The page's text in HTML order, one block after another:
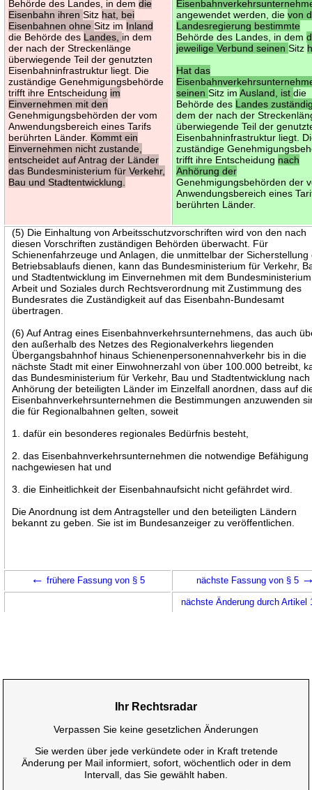
Behörde des Landes, in demdie
Eisenbahn ihrenSitz hat, bei
Eisenbahnen ohneSitz im Inland
die Behörde des Landes, in dem
der nach der Streckenlänge
überwiegende Teil der genutzten
Eisenbahninfrastruktur liegt. Die
zuständige Genehmigungsbehörde
trifft ihre Entscheidung im
Einvernehmen mit den
Genehmigungsbehörden der vom
Anwendungsbereich eines Tarifs
berührten Länder. Kommt ein
Einvernehmen nicht zustande,
entscheidet auf Antrag der Länder
das Bundesministerium für Verkehr,
Bau und Stadtentwicklung.
angewendet werden, dievon
Landesregierung bestimmte
Behörde des Landes, in dem
jeweilige Verbund seinenSitz
Hat das
seinenSitz imAusland, istdie
Behörde des Landes
dem der nach der
überwiegende Teil der
Eisenbahninfrastruktur liegt.
zuständige
trifft ihre Entscheidung nach
Anhörung der
Genehmigungsbehörden der
Anwendungsbereich eines
berührten Länder.
(5) Die Einhaltung von Arbeitsschutzvorschriften wird von den nach
diesen Vorschriften zuständigen Behörden überwacht. Für
Schienenfahrzeuge und Anlagen, die unmittelbar der Sicherstellung
Betriebsablaufs dienen, kann das Bundesministerium für Verkehr,
und Stadtentwicklung im Einvernehmen mit dem
Arbeit und Soziales durch Rechtsverordnung mit Zustimmung des
Bundesrates die Zuständigkeit auf das Eisenbahn-Bundesamt
übertragen.
(6) Auf Antrag eines Eisenbahnverkehrsunternehmens, das auch
den außerhalb des Netzes des Regionalverkehrs liegenden
Übergangsbahnhof hinaus Schienenpersonennahverkehr bis in die
nächste Stadt mit einer Einwohnerzahl von über 100.000 betreibt,
das Bundesministerium für Verkehr, Bau und Stadtentwicklung nach
Anhörung der beteiligten Länder im Einzelfall anordnen, dass auf
Eisenbahnverkehrsunternehmen die Bestimmungen anzuwenden
die für Regionalbahnen gelten, soweit
1. dafür ein besonderes regionales Bedürfnis besteht,
2. das Eisenbahnverkehrsunternehmen die notwendige Befähigung
nachgewiesen hat und
3. die Einheitlichkeit der Eisenbahnaufsicht nicht gefährdet wird.
Die Anordnung ist dem Antragsteller und den beteiligten Ländern
bekannt zu geben. Sie ist im Bundesanzeiger zu veröffentlichen.
← frühere Fassung von § 5 nächste Fassung von § 5
nächste Änderung durch Artikel
Ihr Rechtsradar
Verpassen Sie keine gesetzlichen Änderungen
Sie werden über jede verkündete oder in Kraft tretende
Änderung per Mail informiert, sofort, wöchentlich oder in dem
Intervall, das Sie gewählt haben.